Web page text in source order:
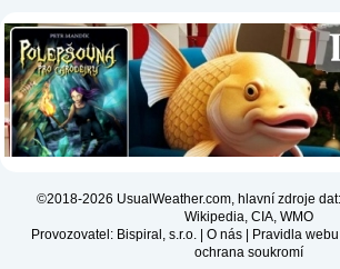
©2018-2026 UsualWeather.com, hlavní zdroje dat:
Wikipedia, CIA, WMO
Provozovatel: Bispiral, s.r.o. | O nás| Pravidla
ochrana soukromí